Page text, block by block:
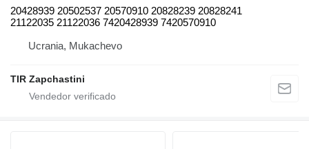
20428939 20502537 20570910 20828239 20828241
21122035 21122036 7420428939 7420570910
Ucrania, Mukachevo
TIR Zapchastini